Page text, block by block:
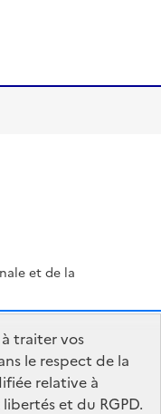
et de la
et de la
à traiter vos
le respect de la
relative à
et du RGPD.